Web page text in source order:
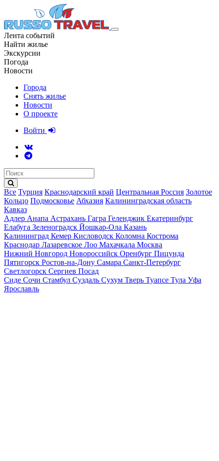
Лента событий
Найти жилье
Экскурсии
Погода
Новости
Города
Снять жилье
Новости
О проекте
Войти
Все Турция Краснодарский край Центральная Россия Золотое
Кольцо Подмосковье Абхазия Калининградская область
Кавказ
Адлер Анапа Астрахань Гагра Геленджик Екатеринбург
Елабуга Зеленоградск Йошкар-Ола Казань
Калининград Кемер Кисловодск Коломна Кострома
Краснодар Лазаревское Лоо Махачкала Москва
Нижний Новгород Новороссийск Оренбург Пицунда
Пятигорск Ростов-на-Дону Самара Санкт-Петербург
Светлогорск Сергиев Посад
Сиде Сочи Стамбул Суздаль Сухум Тверь Туапсе Тула Уфа
Ярославль